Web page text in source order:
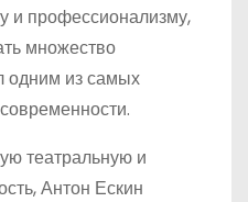
и профессионализму,
множество
одним из самых
театральную и
Антон Ескин